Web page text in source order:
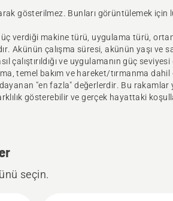
gösterilmez. Bunları görüntülemek için
verdiği makine türü, uygulama türü, ortam
Akünün çalışma süresi, akünün yaşı ve
çalıştırıldığı ve uygulamanın güç
temel bakım ve hareket/tırmanma
"en fazla" değerlerdir. Bu rakamlar
gösterebilir ve gerçek hayattaki
seçin.